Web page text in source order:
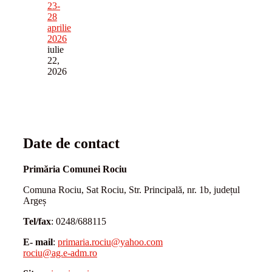
23-
28
aprilie
2026
iulie
22,
2026
Date de contact
Primăria Comunei Rociu
Comuna Rociu, Sat Rociu, Str. Principală, nr. 1b, județul
Argeș
Tel/fax: 0248/688115
E- mail: primaria.rociu@yahoo.com
rociu@ag.e-adm.ro